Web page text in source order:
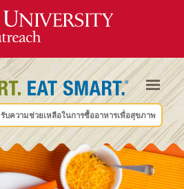
รับความช่วยเหลือในการซื้ออาหารเพื่อสุขภาพ